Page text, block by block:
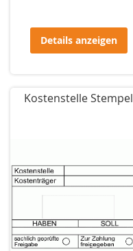
Details anzeigen
Kostenstelle Stempel